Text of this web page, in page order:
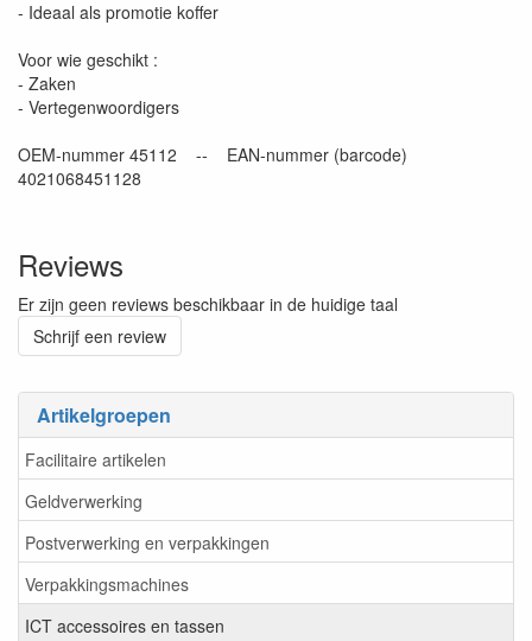
Artikelgroepen
Facilitaire artikelen
Geldverwerking
Postverwerking en verpakkingen
Verpakkingsmachines
ICT accessoires en tassen
- Ideaal als promotie koffer
Voor wie geschikt :
- Zaken
- Vertegenwoordigers
OEM-nummer 45112 -- EAN-nummer (barcode)
4021068451128
Reviews
Er zijn geen reviews beschikbaar in de huidige taal
Schrijf een review